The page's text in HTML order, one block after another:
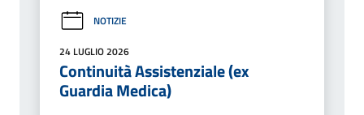
NOTIZIE
24 LUGLIO 2026
Continuità Assistenziale (ex
Guardia Medica)